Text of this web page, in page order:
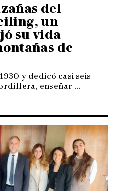
del
un
su vida
de
y dedicó casi seis
enseñar ...